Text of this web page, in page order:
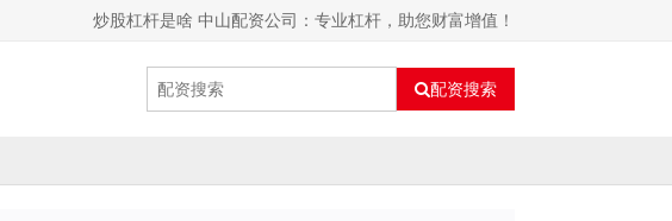
炒股杠杆是啥 中山配资公司：专业杠杆，助您财富增值！
配资搜索